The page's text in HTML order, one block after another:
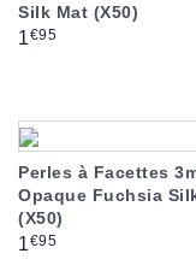
Silk Mat (X50)
Prix
1€95
Perles à Facettes
Opaque Fuchsia
(X50)
Prix
1€95